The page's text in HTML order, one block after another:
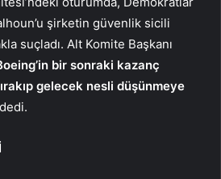
şirketin güvenlik sicili
suçladı. Alt Komite Başkanı
bir sonraki kazanç
gelecek nesli düşünmeye
dedi.